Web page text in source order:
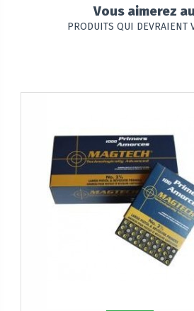
Vous aimerez
PRODUITS QUI DEVRAIENT